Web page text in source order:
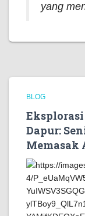
yang
BLOG
Dapur:
Memasak